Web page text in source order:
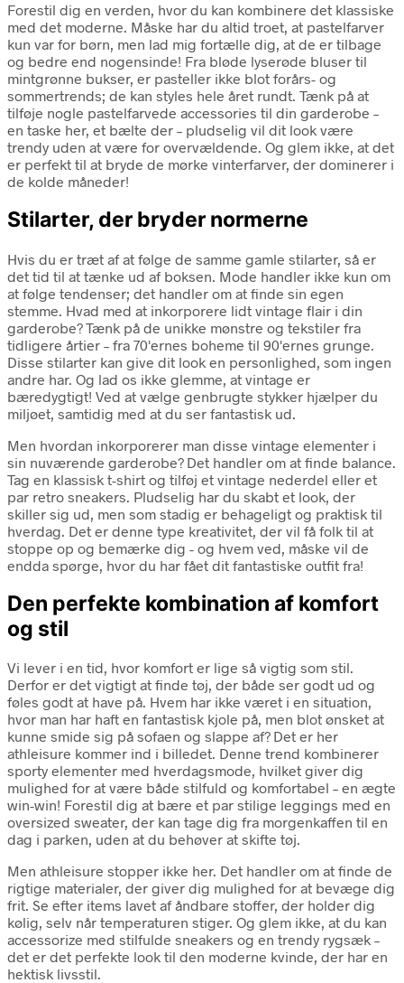
Forestil dig en verden, hvor du kan kombinere det klassiske
med det moderne. Måske har du altid troet, at pastelfarver
kun var for børn, men lad mig fortælle dig, at de er tilbage
og bedre end nogensinde! Fra bløde lyserøde bluser til
mintgrønne bukser, er pasteller ikke blot forårs- og
sommertrends; de kan styles hele året rundt. Tænk på at
tilføje nogle pastelfarvede accessories til din garderobe –
en taske her, et bælte der – pludselig vil dit look være
trendy uden at være for overvældende. Og glem ikke, at det
er perfekt til at bryde de mørke vinterfarver, der dominerer i
de kolde måneder!
Stilarter, der bryder normerne
Hvis du er træt af at følge de samme gamle stilarter, så er
det tid til at tænke ud af boksen. Mode handler ikke kun om
at følge tendenser; det handler om at finde sin egen
stemme. Hvad med at inkorporere lidt vintage flair i din
garderobe? Tænk på de unikke mønstre og tekstiler fra
tidligere årtier – fra 70'ernes boheme til 90'ernes grunge.
Disse stilarter kan give dit look en personlighed, som ingen
andre har. Og lad os ikke glemme, at vintage er
bæredygtigt! Ved at vælge genbrugte stykker hjælper du
miljøet, samtidig med at du ser fantastisk ud.
Men hvordan inkorporerer man disse vintage elementer i
sin nuværende garderobe? Det handler om at finde balance.
Tag en klassisk t-shirt og tilføj et vintage nederdel eller et
par retro sneakers. Pludselig har du skabt et look, der
skiller sig ud, men som stadig er behageligt og praktisk til
hverdag. Det er denne type kreativitet, der vil få folk til at
stoppe op og bemærke dig - og hvem ved, måske vil de
endda spørge, hvor du har fået dit fantastiske outfit fra!
Den perfekte kombination af komfort
og stil
Vi lever i en tid, hvor komfort er lige så vigtig som stil.
Derfor er det vigtigt at finde tøj, der både ser godt ud og
føles godt at have på. Hvem har ikke været i en situation,
hvor man har haft en fantastisk kjole på, men blot ønsket at
kunne smide sig på sofaen og slappe af? Det er her
athleisure kommer ind i billedet. Denne trend kombinerer
sporty elementer med hverdagsmode, hvilket giver dig
mulighed for at være både stilfuld og komfortabel – en ægte
win-win! Forestil dig at bære et par stilige leggings med en
oversized sweater, der kan tage dig fra morgenkaffen til en
dag i parken, uden at du behøver at skifte tøj.
Men athleisure stopper ikke her. Det handler om at finde de
rigtige materialer, der giver dig mulighed for at bevæge dig
frit. Se efter items lavet af åndbare stoffer, der holder dig
kølig, selv når temperaturen stiger. Og glem ikke, at du kan
accessorize med stilfulde sneakers og en trendy rygsæk –
det er det perfekte look til den moderne kvinde, der har en
hektisk livsstil.